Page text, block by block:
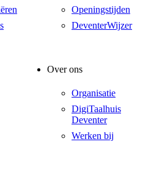
Openingstijden
DeventerWijzer
Over ons
Organisatie
DigiTaalhuis
Deventer
Werken bij